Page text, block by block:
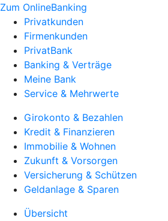
Zum OnlineBanking
Privatkunden
Firmenkunden
PrivatBank
Banking & Verträge
Meine Bank
Service & Mehrwerte
Girokonto & Bezahlen
Kredit & Finanzieren
Immobilie & Wohnen
Zukunft & Vorsorgen
Versicherung & Schützen
Geldanlage & Sparen
Übersicht